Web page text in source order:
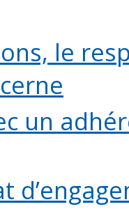
le
un